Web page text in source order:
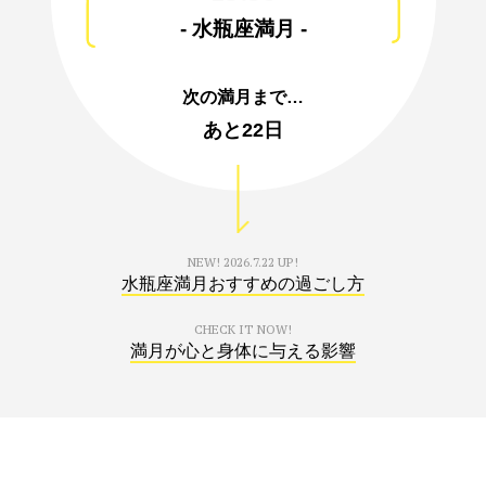
- 水瓶座満月 -
次の満月まで…
あと22日
NEW! 2026.7.22 UP!
水瓶座満月おすすめの過ごし方
CHECK IT NOW!
満月が心と身体に与える影響